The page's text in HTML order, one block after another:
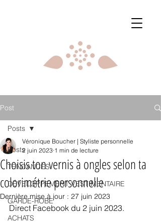
Post
Posts
TENDANCES
DÉVELOPPEMENT VESTIMENTAIRE
GARDE-ROBE
ACHATS
Posts
Choisis ton vernis à ongles selon ta
colorimétrie personnelle
Véronique Boucher | Styliste personnelle
2 juin 2023 1 min de lecture
Dernière mise à jour : 27 juin 2023
Direct Facebook du 2 juin 2023.